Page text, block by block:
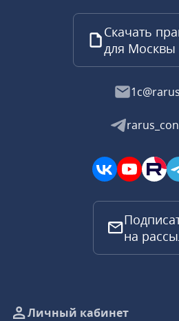
Скачать
для Москвы
на
Личный кабинет